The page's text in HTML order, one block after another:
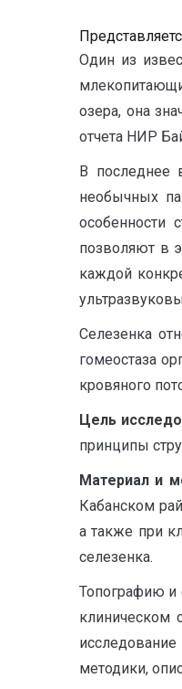
Один из
озера, она
отчета НИР
В последнее
необычных
особенности
позволяют в
каждой
Селезенка
гомеостаза
кровяного
Цель
принципы
Материал и
Кабанском
а также при
селезенка.
Топографию и
клиническом
методики,